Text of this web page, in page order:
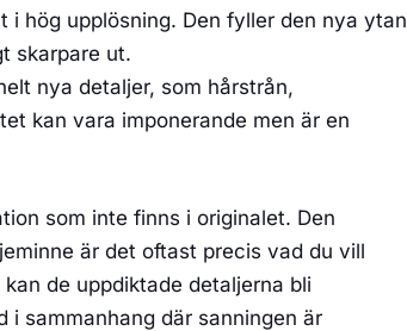
i hög upplösning. Den fyller den nya ytan
skarpare ut.
nya detaljer, som hårstrån,
kan vara imponerande men är en
som inte finns i originalet. Den
är det oftast precis vad du vill
de uppdiktade detaljerna bli
i sammanhang där sanningen är